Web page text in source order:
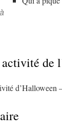
de
d’Halloween